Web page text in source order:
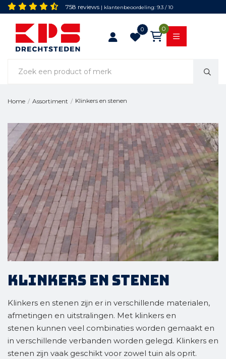
758 reviews | klantenbeoordeling: 9.3 / 10
0 0
Home / Assortiment / Klinkers en stenen
Klinkers en stenen
Klinkers en stenen zijn er in verschillende materialen,
afmetingen en uitstralingen. Met klinkers en
stenen kunnen veel combinaties worden gemaakt en
in verschillende verbanden worden gelegd. Klinkers en
stenen zijn vaak geschikt voor zowel tuin als oprit.